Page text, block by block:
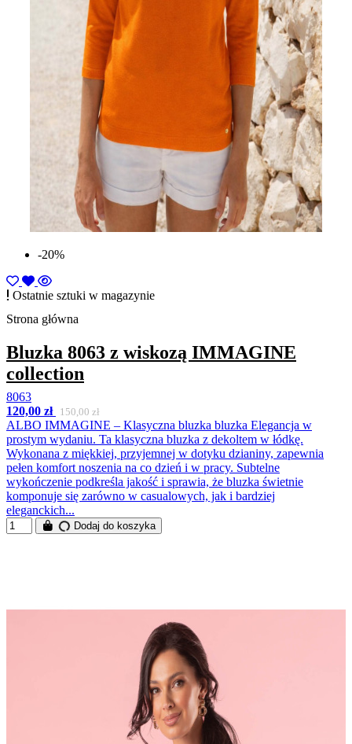
-20%
Ostatnie sztuki w magazynie
Strona główna
Bluzka 8063 z wiskozą IMMAGINE
collection
8063
120,00 zł 150,00 zł
ALBO IMMAGINE – Klasyczna bluzka bluzka Elegancja w
prostym wydaniu. Ta klasyczna bluzka z dekoltem w łódkę.
Wykonana z miękkiej, przyjemnej w dotyku dzianiny, zapewnia
pełen komfort noszenia na co dzień i w pracy. Subtelne
wykończenie podkreśla jakość i sprawia, że bluzka świetnie
komponuje się zarówno w casualowych, jak i bardziej
eleganckich...
Dodaj do koszyka